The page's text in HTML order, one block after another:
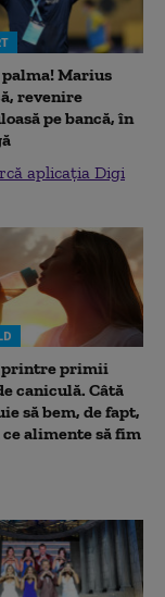
Marius
revenire
pe bancă, în
aplicația Digi
primii
caniculă. Câtă
să bem, de fapt,
ce alimente să fim